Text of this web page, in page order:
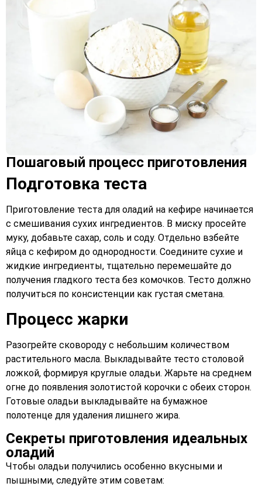
Пошаговый процесс приготовления
Подготовка теста
Приготовление теста для оладий на кефире начинается
с смешивания сухих ингредиентов. В миску просейте
муку, добавьте сахар, соль и соду. Отдельно взбейте
яйца с кефиром до однородности. Соедините сухие и
жидкие ингредиенты, тщательно перемешайте до
получения гладкого теста без комочков. Тесто должно
получиться по консистенции как густая сметана.
Процесс жарки
Разогрейте сковороду с небольшим количеством
растительного масла. Выкладывайте тесто столовой
ложкой, формируя круглые оладьи. Жарьте на среднем
огне до появления золотистой корочки с обеих сторон.
Готовые оладьи выкладывайте на бумажное
полотенце для удаления лишнего жира.
Секреты приготовления идеальных
оладий
Чтобы оладьи получились особенно вкусными и
пышными, следуйте этим советам: